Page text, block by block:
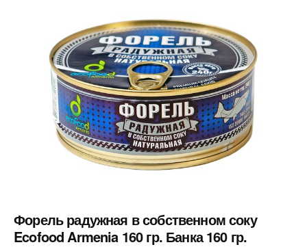
Форель радужная в собственном соку
Ecofood Armenia 160 гр. Банка 160 гр.